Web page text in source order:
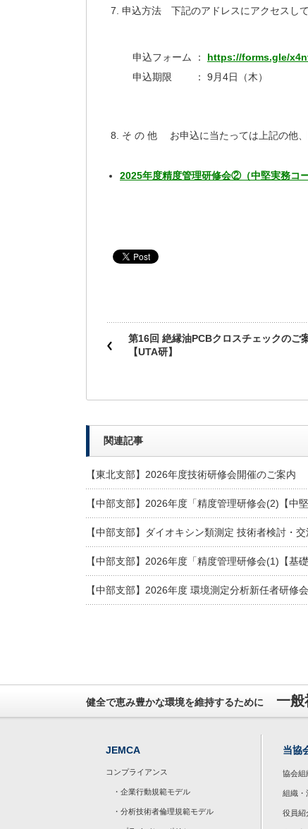
申込方法 下記のアドレスにアクセスし
申込フォーム ： https://forms.gle/
申込期限 ： 9月4日（木）
そ の 他 お申込に当たっては上記の他、
2025年度精度管理研修会②（中堅実務コ
第16回 絶縁油PCBクロスチェックのご
【UTA研】
関連記事
【東北支部】2026年度技術研修会開催のご案内
【中部支部】2026年度「精度管理研修会(2)【中
【中部支部】ダイオキシン類測定 技術者検討・
【中部支部】2026年度「精度管理研修会(1)【基
【中部支部】2026年度 環境測定分析新任者研修
健全で恵み豊かな環境を維持するために 一
JEMCA
コンプライアンス
・企業行動規範モデル
・分析技術者倫理規範モデル
当協
協会組
組織・
役員紹